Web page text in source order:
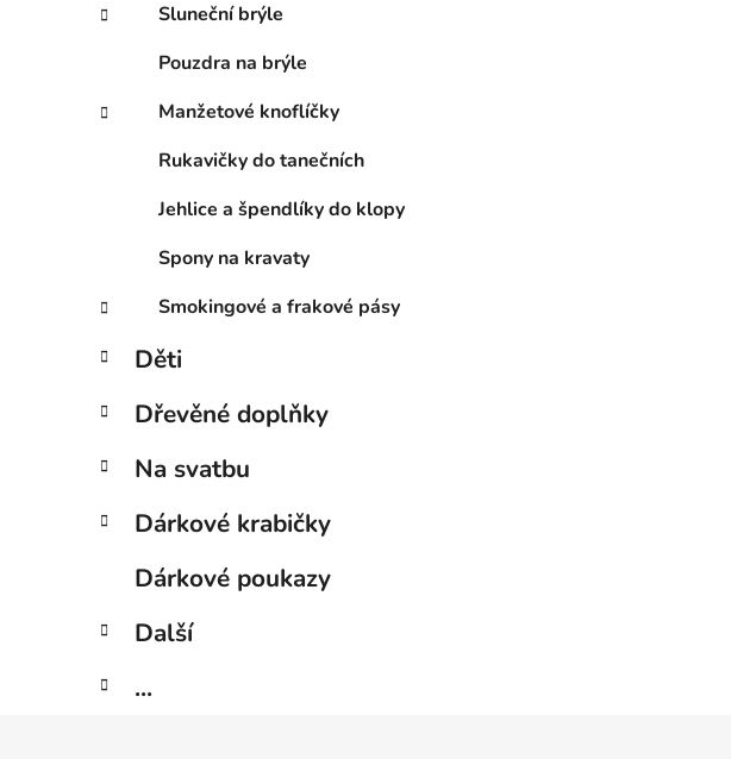
Sluneční brýle
Pouzdra na brýle
Manžetové knoflíčky
Rukavičky do tanečních
Jehlice a špendlíky do klopy
Spony na kravaty
Smokingové a frakové pásy
Děti
Dřevěné doplňky
Na svatbu
Dárkové krabičky
Dárkové poukazy
Další
...